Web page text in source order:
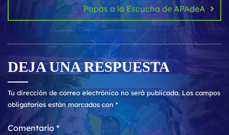
Papás a la Escucha de APAdeA
DEJA UNA RESPUESTA
Tu dirección de correo electrónico no será publicada. Los campos
obligatorios están marcados con *
Comentario *